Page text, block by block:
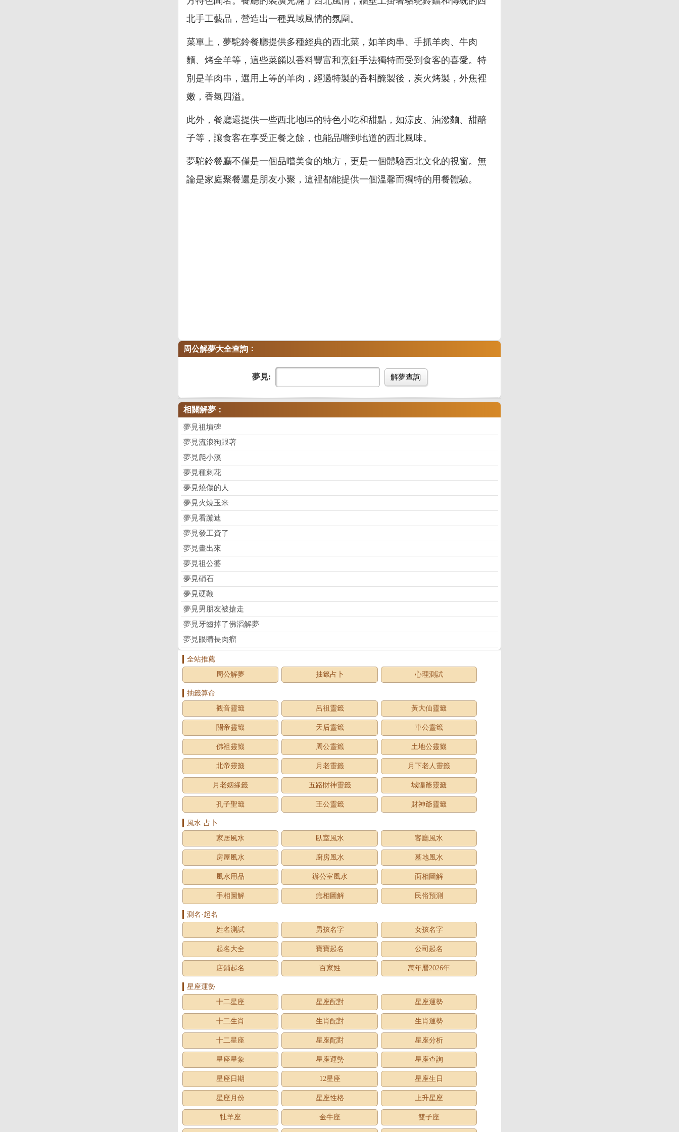
北手工藝品，營造出一種異域風情的氛圍。
菜單上，夢駝鈴餐廳提供多種經典的西北菜，如羊肉串、手抓羊肉、牛肉
麵、烤全羊等，這些菜餚以香料豐富和烹飪手法獨特而受到食客的喜愛。特
別是羊肉串，選用上等的羊肉，經過特製的香料醃製後，炭火烤製，外焦裡
嫩，香氣四溢。
此外，餐廳還提供一些西北地區的特色小吃和甜點，如涼皮、油潑麵、甜醅
子等，讓食客在享受正餐之餘，也能品嚐到地道的西北風味。
夢駝鈴餐廳不僅是一個品嚐美食的地方，更是一個體驗西北文化的視窗。無
論是家庭聚餐還是朋友小聚，這裡都能提供一個溫馨而獨特的用餐體驗。
周公解夢大全查詢 ：
夢見: 解夢查詢
相關解夢：
夢見祖墳碑
夢見流浪狗跟著
夢見爬小溪
夢見種刺花
夢見燒傷的人
夢見火燒玉米
夢見看蹦迪
夢見發工資了
夢見畫出來
夢見祖公婆
夢見硝石
夢見硬鞭
夢見男朋友被搶走
夢見牙齒掉了佛滔解夢
夢見眼睛長肉瘤
全站推薦
周公解夢
抽籤占卜 心理測試
抽籤算命
觀音靈籤
呂祖靈籤 黃大仙靈籤
關帝靈籤 天后靈籤 車公靈籤
佛祖靈籤 周公靈籤 土地公靈籤
北帝靈籤 月老靈籤 月下老人靈籤
月老姻緣籤 五路財神靈籤 城隍爺靈籤
孔子聖籤 王公靈籤 財神爺靈籤
風水·占卜
家居風水
臥室風水 客廳風水
房屋風水 廚房風水 墓地風水
風水用品 辦公室風水 面相圖解
手相圖解 痣相圖解 民俗預測
測名·起名
姓名測試
男孩名字 女孩名字
起名大全 寶寶起名 公司起名
店鋪起名 百家姓 萬年曆2026年
星座運勢
十二星座
星座配對 星座運勢
十二生肖 生肖配對 生肖運勢
十二星座 星座配對 星座分析
星座星象 星座運勢 星座查詢
星座日期 12星座 星座生日
星座月份 星座性格 上升星座
牡羊座 金牛座 雙子座